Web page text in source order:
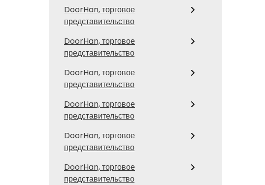
DoorHan, торговое
представительство
DoorHan, торговое
представительство
DoorHan, торговое
представительство
DoorHan, торговое
представительство
DoorHan, торговое
представительство
DoorHan, торговое
представительство